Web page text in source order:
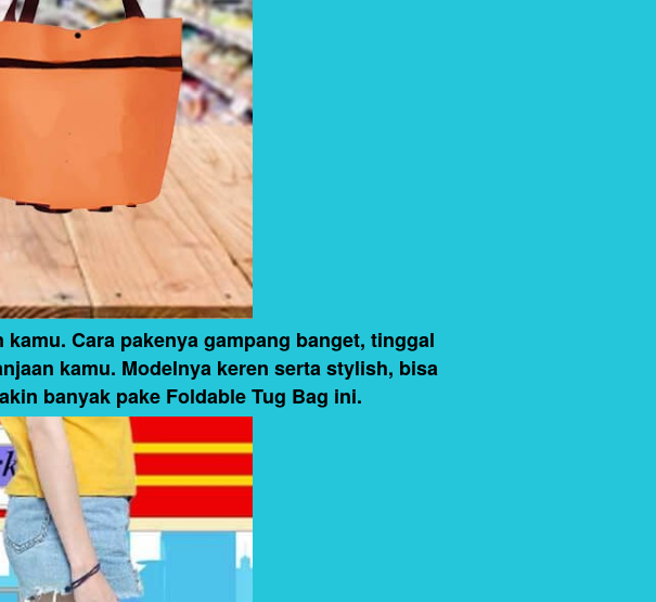
Cara pakenya gampang banget, tinggal
kamu. Modelnya keren serta stylish, bisa
banyak pake Foldable Tug Bag ini.